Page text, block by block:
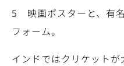
5 映画ポスターと、有
フォーム。
インドではクリケット